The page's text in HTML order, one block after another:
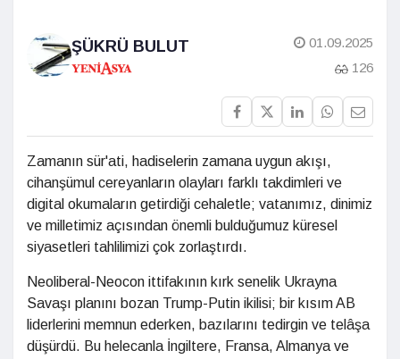
ŞÜKRÜ BULUT
01.09.2025
126
Zamanın sür'ati, hadiselerin zamana uygun akışı,
cihanşümul cereyanların olayları farklı takdimleri ve
digital okumaların getirdiği cehaletle; vatanımız, dinimiz
ve milletimiz açısından önemli bulduğumuz küresel
siyasetleri tahlilimizi çok zorlaştırdı.
Neoliberal-Neocon ittifakının kırk senelik Ukrayna
Savaşı planını bozan Trump-Putin ikilisi; bir kısım AB
liderlerini memnun ederken, bazılarını tedirgin ve telâşa
düşürdü. Bu helecanla İngiltere, Fransa, Almanya ve